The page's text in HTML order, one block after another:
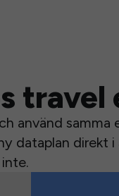
travel
använd samma
dataplan direkt i